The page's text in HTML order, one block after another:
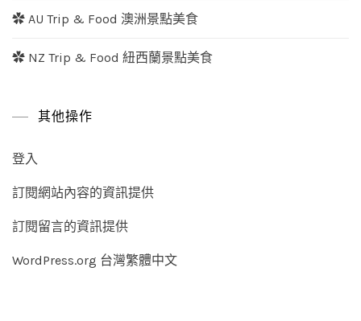
✿ AU Trip & Food 澳洲景點美食
✿ NZ Trip & Food 紐西蘭景點美食
其他操作
登入
訂閱網站內容的資訊提供
訂閱留言的資訊提供
WordPress.org 台灣繁體中文